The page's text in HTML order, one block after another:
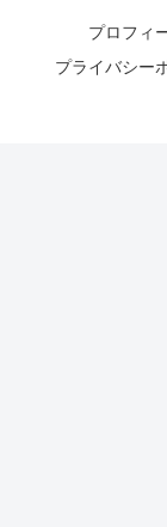
プロフィ
プライバシー